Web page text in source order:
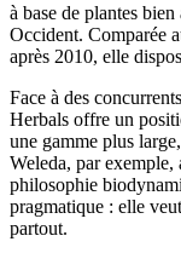
à base de plantes
Occident. Comparée
après 2010, elle
Face à des
Herbals offre un
une gamme plus
Weleda, par
philosophie
pragmatique : elle
partout.